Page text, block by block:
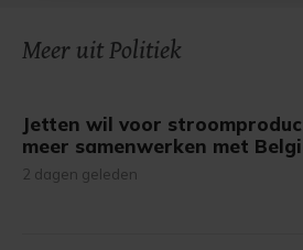
gemaakte keuze altijd wijzigen of
Meer uit Politiek
Jetten wil voor
meer samenwerken met
2 dagen geleden